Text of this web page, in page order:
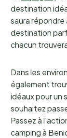
destination
saura répondre
destination
chacun
Dans les
également
idéaux pour un
souhaitez
Passez à
camping à